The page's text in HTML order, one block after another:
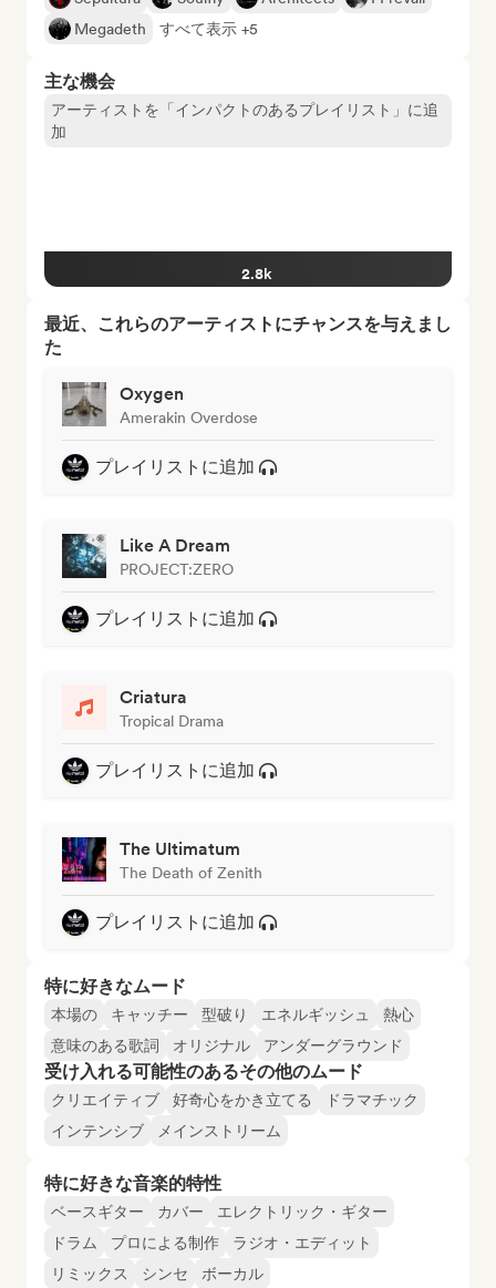
Megadeth
すべて表示 +5
主な機会
アーティストを「インパクトのあるプレイリスト」に追
加
2.8k
最近、これらのアーティストにチャンスを与えまし
た
Oxygen
Amerakin Overdose
プレイリストに追加
Like A Dream
PROJECT:ZERO
プレイリストに追加
Criatura
Tropical Drama
プレイリストに追加
The Ultimatum
The Death of Zenith
プレイリストに追加
特に好きなムード
本場の キャッチー 型破り エネルギッシュ
熱心
意味のある歌詞
オリジナル アンダーグラウンド
受け入れる可能性のあるその他のムード
クリエイティブ 好奇心をかき立てる
ドラマチック
インテンシブ
メインストリーム
特に好きな音楽的特性
ベースギター カバー
エレクトリック・ギター
ドラム
プロによる制作
ラジオ・エディット
リミックス
シンセ ボーカル